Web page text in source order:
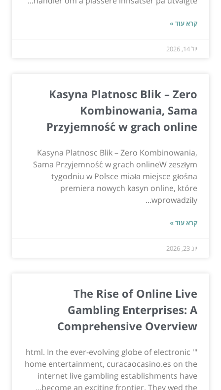
קרא עוד »
יול 14, 2026
Kasyna Platnosc Blik – Zero
Kombinowania, Sama
Przyjemność w grach online
Kasyna Platnosc Blik – Zero Kombinowania,
Sama Przyjemność w grach onlineW zeszłym
tygodniu w Polsce miała miejsce głośna
premiera nowych kasyn online, które
wprowadziły...
קרא עוד »
יונ 23, 2026
The Rise of Online Live
Gambling Enterprises: A
Comprehensive Overview
"' html. In the ever-evolving globe of electronic
home entertainment, curacaocasino.es on the
internet live gambling establishments have
become an exciting frontier. They wed the...